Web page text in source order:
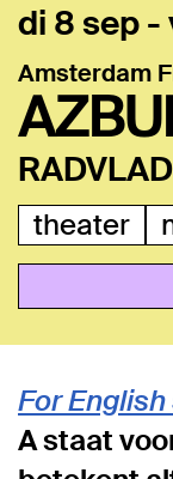
RADVLAD
Amsterdam
di 8 sep-
theater
For
A staat